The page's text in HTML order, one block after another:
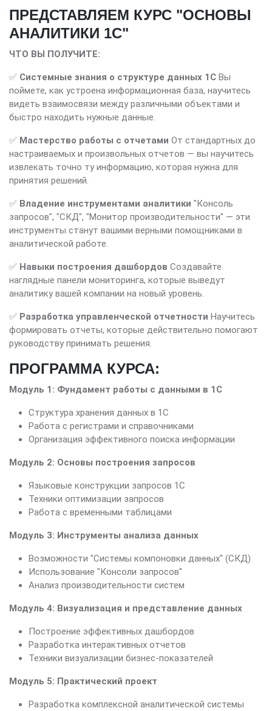
ПРЕДСТАВЛЯЕМ КУРС "ОСНОВЫ
АНАЛИТИКИ 1С"
ЧТО ВЫ ПОЛУЧИТЕ:
✅ Системные знания о структуре данных 1С Вы
поймете, как устроена информационная база, научитесь
видеть взаимосвязи между различными объектами и
быстро находить нужные данные.
✅ Мастерство работы с отчетами От стандартных до
настраиваемых и произвольных отчетов — вы научитесь
извлекать точно ту информацию, которая нужна для
принятия решений.
✅ Владение инструментами аналитики "Консоль
запросов", "СКД", "Монитор производительности" — эти
инструменты станут вашими верными помощниками в
аналитической работе.
✅ Навыки построения дашбордов Создавайте
наглядные панели мониторинга, которые выведут
аналитику вашей компании на новый уровень.
✅ Разработка управленческой отчетности Научитесь
формировать отчеты, которые действительно помогают
руководству принимать решения.
ПРОГРАММА КУРСА:
Модуль 1: Фундамент работы с данными в 1С
Структура хранения данных в 1С
Работа с регистрами и справочниками
Организация эффективного поиска информации
Модуль 2: Основы построения запросов
Языковые конструкции запросов 1С
Техники оптимизации запросов
Работа с временными таблицами
Модуль 3: Инструменты анализа данных
Возможности "Системы компоновки данных" (СКД)
Использование "Консоли запросов"
Анализ производительности систем
Модуль 4: Визуализация и представление данных
Построение эффективных дашбордов
Разработка интерактивных отчетов
Техники визуализации бизнес-показателей
Модуль 5: Практический проект
Разработка комплексной аналитической системы